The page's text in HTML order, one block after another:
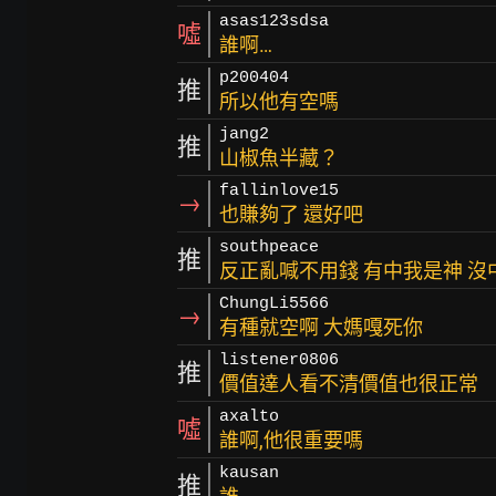
噓 asas123sdsa
誰啊…
推 p200404
所以他有空嗎
推 jang2
山椒魚半藏？
→ fallinlove15
也賺夠了 還好吧
推 southpeace
反正亂喊不用錢 有中我是神 沒
→ ChungLi5566
有種就空啊 大媽嘎死你
推 listener0806
價值達人看不清價值也很正常
噓 axalto
誰啊,他很重要嗎
推 kausan